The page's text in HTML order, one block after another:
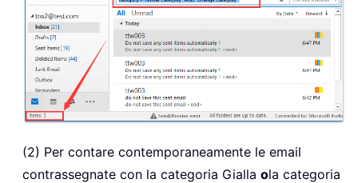
(2) Per contare contemporaneamente le email
contrassegnate con la categoria Gialla ola categoria